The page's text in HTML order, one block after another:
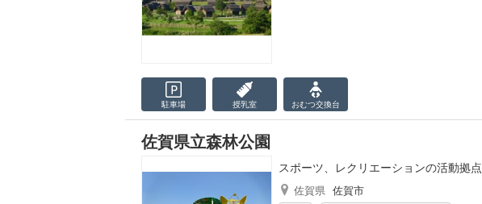
駐車場 授乳室 おむつ交換台
佐賀県立森林公園
スポーツ、レクリエーションの活動拠点
佐賀県 佐賀市